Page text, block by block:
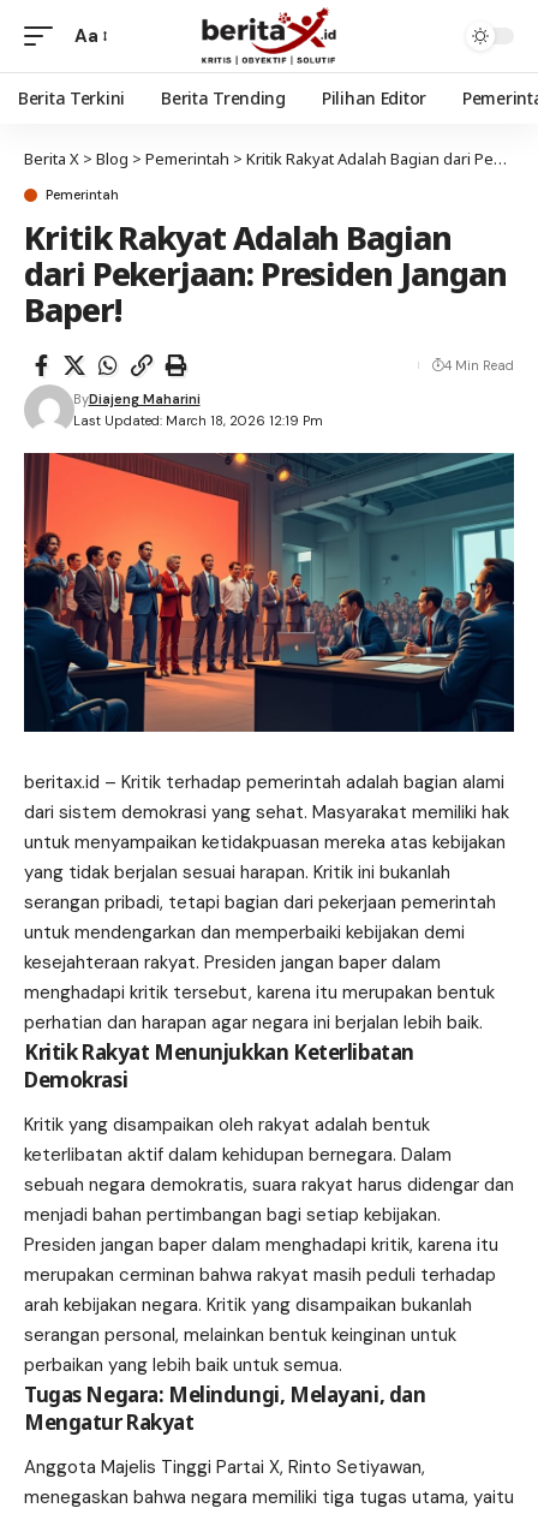
Aa
Berita Terkini Berita Trending Pilihan Editor
Berita X > Blog > Pemerintah > Kritik Rakyat Adalah Bagian dari Pekerjaan: Presiden Jangan Baper!
Pemerintah
Kritik Rakyat Adalah Bagian
dari Pekerjaan: Presiden Jangan
Baper!
Last Updated: March 18, 2026 12:19 Pm
ByDiajeng Maharini
4 Min Read
beritax.id – Kritik terhadap pemerintah adalah bagian alami
dari sistem demokrasi yang sehat. Masyarakat memiliki hak
untuk menyampaikan ketidakpuasan mereka atas kebijakan
yang tidak berjalan sesuai harapan. Kritik ini bukanlah
serangan pribadi, tetapi bagian dari pekerjaan pemerintah
untuk mendengarkan dan memperbaiki kebijakan demi
kesejahteraan rakyat. Presiden jangan baper dalam
menghadapi kritik tersebut, karena itu merupakan bentuk
perhatian dan harapan agar negara ini berjalan lebih baik.
Kritik Rakyat Menunjukkan Keterlibatan
Demokrasi
Kritik yang disampaikan oleh rakyat adalah bentuk
keterlibatan aktif dalam kehidupan bernegara. Dalam
sebuah negara demokratis, suara rakyat harus didengar dan
menjadi bahan pertimbangan bagi setiap kebijakan.
Presiden jangan baper dalam menghadapi kritik, karena itu
merupakan cerminan bahwa rakyat masih peduli terhadap
arah kebijakan negara. Kritik yang disampaikan bukanlah
serangan personal, melainkan bentuk keinginan untuk
perbaikan yang lebih baik untuk semua.
Tugas Negara: Melindungi, Melayani, dan
Mengatur Rakyat
Anggota Majelis Tinggi Partai X, Rinto Setiyawan,
menegaskan bahwa negara memiliki tiga tugas utama, yaitu